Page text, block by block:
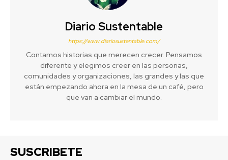
Diario Sustentable
https://www.diariosustentable.com/
Contamos historias que merecen crecer. Pensamos
diferente y elegimos creer en las personas,
comunidades y organizaciones, las grandes y las que
están empezando ahora en la mesa de un café, pero
que van a cambiar el mundo.
SUSCRIBETE